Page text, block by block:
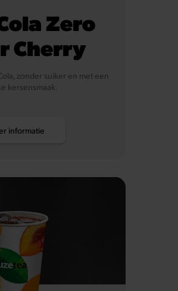
Zero
Cherry
zonder suiker en met een
kersensmaak.
informatie